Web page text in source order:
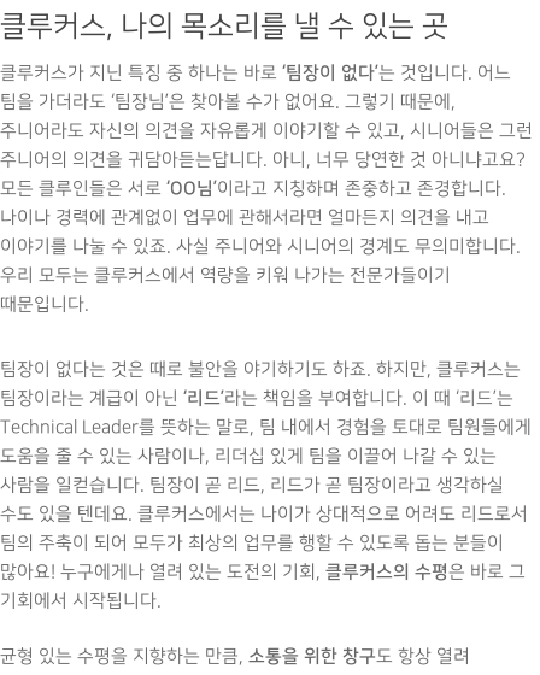
클루커스, 나의 목소리를 낼 수 있는 곳
클루커스가 지닌 특징 중 하나는 바로 ‘팀장이 없다’는 것입니다. 어느
팀을 가더라도 ‘팀장님’은 찾아볼 수가 없어요. 그렇기 때문에,
주니어라도 자신의 의견을 자유롭게 이야기할 수 있고, 시니어들은 그런
주니어의 의견을 귀담아듣는답니다. 아니, 너무 당연한 것 아니냐고요?
모든 클루인들은 서로 ‘OO님’이라고 지칭하며 존중하고 존경합니다.
나이나 경력에 관계없이 업무에 관해서라면 얼마든지 의견을 내고
이야기를 나눌 수 있죠. 사실 주니어와 시니어의 경계도 무의미합니다.
우리 모두는 클루커스에서 역량을 키워 나가는 전문가들이기
때문입니다.
팀장이 없다는 것은 때로 불안을 야기하기도 하죠. 하지만, 클루커스는
팀장이라는 계급이 아닌 ‘리드’라는 책임을 부여합니다. 이 때 ‘리드’는
Technical Leader를 뜻하는 말로, 팀 내에서 경험을 토대로 팀원들에게
도움을 줄 수 있는 사람이나, 리더십 있게 팀을 이끌어 나갈 수 있는
사람을 일컫습니다. 팀장이 곧 리드, 리드가 곧 팀장이라고 생각하실
수도 있을 텐데요. 클루커스에서는 나이가 상대적으로 어려도 리드로서
팀의 주축이 되어 모두가 최상의 업무를 행할 수 있도록 돕는 분들이
많아요! 누구에게나 열려 있는 도전의 기회, 클루커스의 수평은 바로 그
기회에서 시작됩니다.
균형 있는 수평을 지향하는 만큼, 소통을 위한 창구도 항상 열려